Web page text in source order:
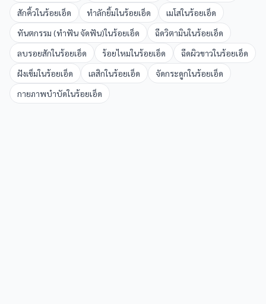
สักคิ้วในร้อยเอ็ด ทำลักยิ้มในร้อยเอ็ด เมโสในร้อยเอ็ด
ทันตกรรม (ทำฟัน จัดฟัน)ในร้อยเอ็ด ฉีดวิตามินในร้อยเอ็ด
ลบรอยสักในร้อยเอ็ด ร้อยไหมในร้อยเอ็ด ฉีดผิวขาวในร้อยเอ็ด
ฝังเข็มในร้อยเอ็ด เลสิกในร้อยเอ็ด จัดกระดูกในร้อยเอ็ด
กายภาพบำบัดในร้อยเอ็ด